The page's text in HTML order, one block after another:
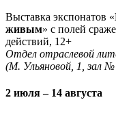
Выставка экспонатов «
живым» с полей
действий, 12+
Отдел отраслевой
(М. Ульяновой, 1, зал
2 июля – 14 августа